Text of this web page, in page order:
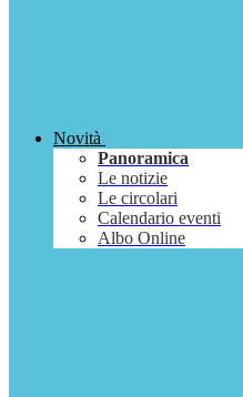
Novità
Panoramica
Le notizie
Le circolari
Calendario eventi
Albo Online